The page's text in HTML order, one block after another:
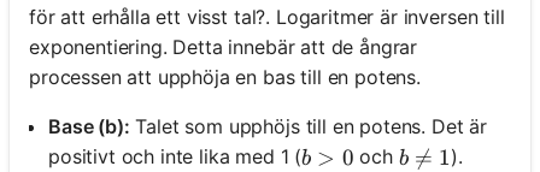
för att erhålla ett visst tal?. Logaritmer är inversen till
exponentiering. Detta innebär att de ångrar
processen att upphöja en bas till en potens.
Base (b): Talet som upphöjs till en potens. Det är
positivt och inte lika med 1 (b > 0
b > 0 och b \neq 1
b 
= 1).